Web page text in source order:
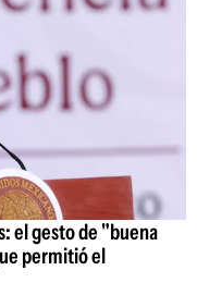
el gesto de "buena
permitió el